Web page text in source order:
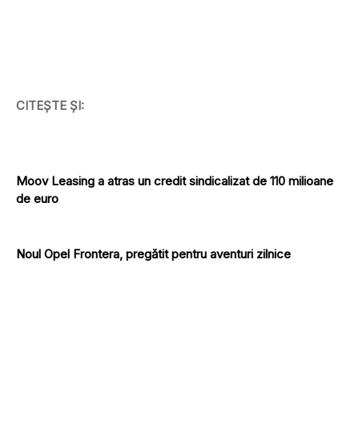
CITEȘTE ȘI:
Moov Leasing a atras un credit sindicalizat de 110 milioane
de euro
Noul Opel Frontera, pregătit pentru aventuri zilnice